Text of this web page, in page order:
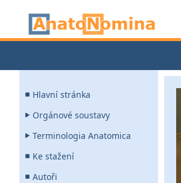
Hlavní stránka
Orgánové soustavy
Terminologia Anatomica
Ke stažení
Autoři